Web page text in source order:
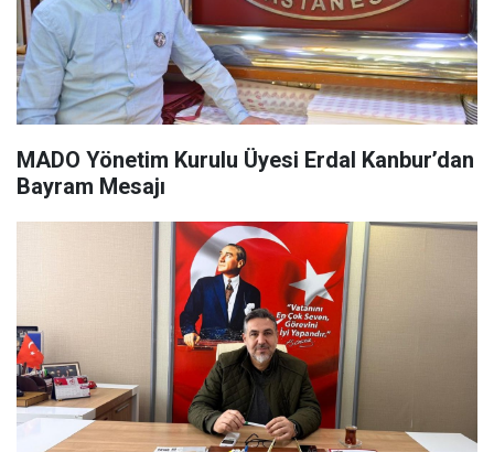
MADO Yönetim Kurulu Üyesi Erdal Kanbur’dan
Bayram Mesajı